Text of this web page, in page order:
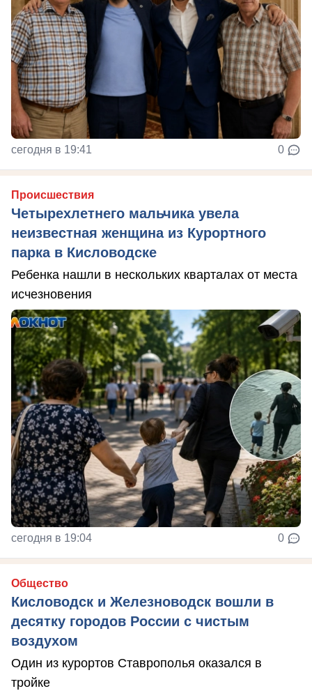
сегодня в 19:41 0
Происшествия
Четырехлетнего мальчика увела
неизвестная женщина из Курортного
парка в Кисловодске
Ребенка нашли в нескольких кварталах от места
исчезновения
сегодня в 19:04 0
Общество
Кисловодск и Железноводск вошли в
десятку городов России с чистым
воздухом
Один из курортов Ставрополья оказался в
тройке